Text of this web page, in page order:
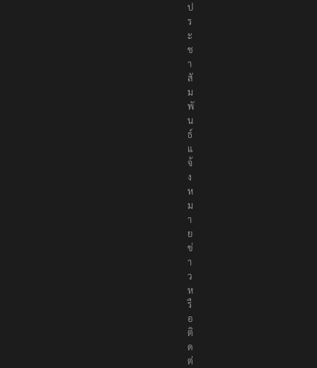
ป
ร
ะ
ช
า
สั
ม
พั
น
ธ์
แ
จ้
ง
ห
ม
า
ย
ข่
า
ว
ห
รื
อ
ติ
ด
ต่